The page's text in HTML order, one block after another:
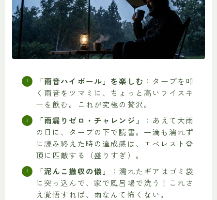
「雨音ハイボール」を楽しむ ：タープを叩
く雨音をツマミに、ちょっと高いウイスキ
ーを飲む。これが究極の贅沢。
「雨漏りゼロ・チャレンジ」
：あえて大雨
の日に、タープの下で読書。一滴も濡れず
に読み終えた時の達成感は、エベレスト登
頂に匹敵する（盛りすぎ）。
「泥んこ撤収の儀」
：濡れたギアはゴミ袋
に突っ込んで、家で風呂場で洗う！これさ
え覚悟すれば、雨なんて怖くない。